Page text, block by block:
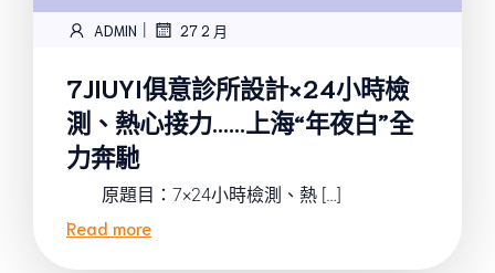
ADMIN | 27 2 月
7JIUYI俱意診所設計×24小時檢
測、熱心接力……上海“年夜白”全
力奔馳
原題目：7×24小時檢測、熱 […]
Read more